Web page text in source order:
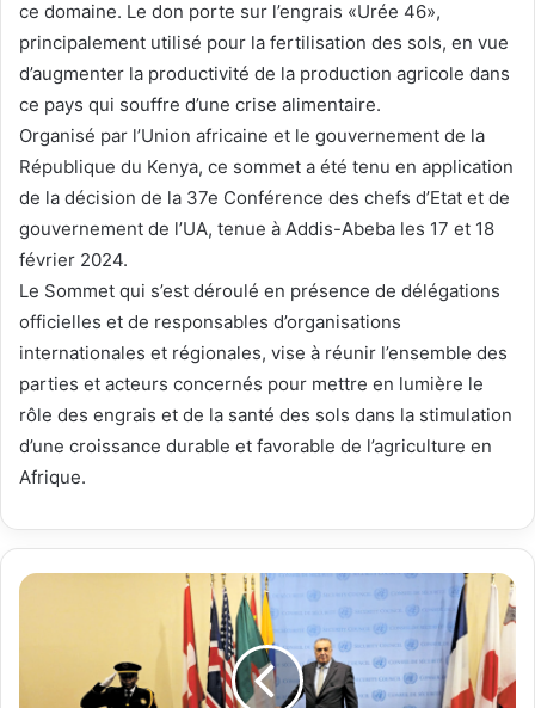
ce domaine. Le don porte sur l’engrais «Urée 46»,
principalement utilisé pour la fertilisation des sols, en vue
d’augmenter la productivité de la production agricole dans
ce pays qui souffre d’une crise alimentaire.
Organisé par l’Union africaine et le gouvernement de la
République du Kenya, ce sommet a été tenu en application
de la décision de la 37e Conférence des chefs d’Etat et de
gouvernement de l’UA, tenue à Addis-Abeba les 17 et 18
février 2024.
Le Sommet qui s’est déroulé en présence de délégations
officielles et de responsables d’organisations
internationales et régionales, vise à réunir l’ensemble des
parties et acteurs concernés pour mettre en lumière le
rôle des engrais et de la santé des sols dans la stimulation
d’une croissance durable et favorable de l’agriculture en
Afrique.